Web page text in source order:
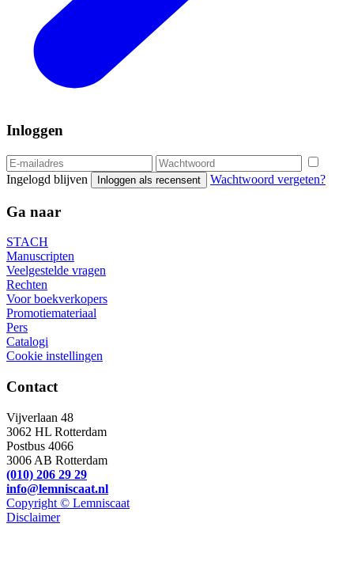
Inloggen
Ingelogd blijven Inloggen als recensent Wachtwoord vergeten?
Ga naar
STACH
Manuscripten
Veelgestelde vragen
Rechten
Voor boekverkopers
Promotiemateriaal
Pers
Catalogi
Cookie instellingen
Contact
Vijverlaan 48
3062 HL Rotterdam
Postbus 4066
3006 AB Rotterdam
(010) 206 29 29
info@lemniscaat.nl
Copyright © Lemniscaat
Disclaimer